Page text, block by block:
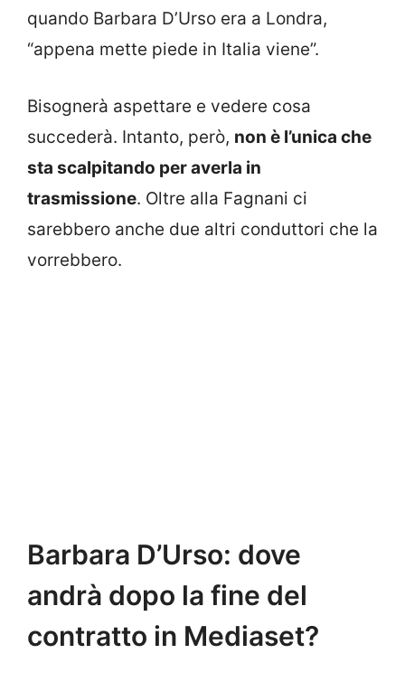
quando Barbara D’Urso era a Londra,
“appena mette piede in Italia viene”.
Bisognerà aspettare e vedere cosa
succederà. Intanto, però, non è l’unica che
sta scalpitando per averla in
trasmissione. Oltre alla Fagnani ci
sarebbero anche due altri conduttori che la
vorrebbero.
Barbara D’Urso: dove
andrà dopo la fine del
contratto in Mediaset?